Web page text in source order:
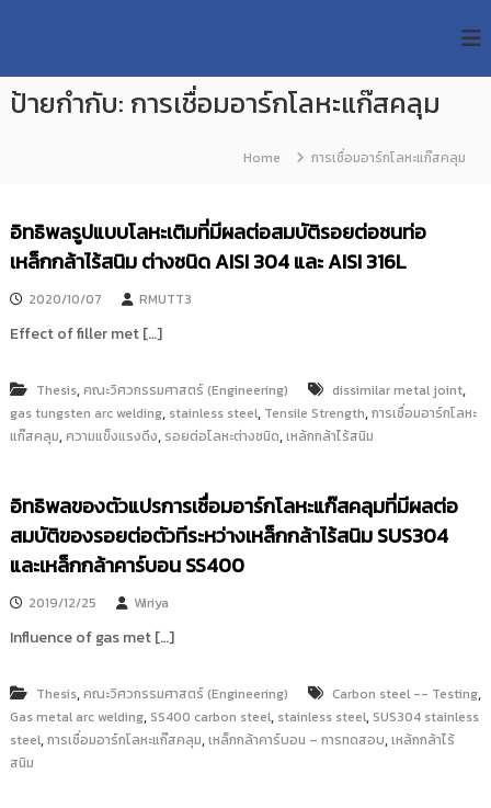
p
U
T
e
a
r
c
R
e
p
i
t
o
y
:
ลั
ง
ข้
อ
วิ
ท
ท
ค
โ
ล
า
ช
ม
ง
ธั
บุ
รี
ป้ายกำกับ: การเชื่อมอาร์กโลหะแก๊สคลุม
Home การเชื่อมอาร์กโลหะแก๊สคลุม
อิทธิพลรูปแบบโลหะเติมที่มีผลต่อสมบัติรอยต่อชนท่อ
เหล็กกล้าไร้สนิม ต่างชนิด AISI 304 และ AISI 316L
2020/10/07 RMUTT3
Effect of filler met […]
Thesis,คณะวิศวกรรมศาสตร์ (Engineering) dissimilar metal joint,
gas tungsten arc welding, stainless steel, Tensile Strength,การเชื่อมอาร์กโลหะ
แก๊สคลุม,ความแข็งแรงดึง, รอยต่อโลหะต่างชนิด,เหล้กกล้าไร้สนิม
อิทธิพลของตัวแปรการเชื่อมอาร์กโลหะแก๊สคลุมที่มีผลต่อ
สมบัติของรอยต่อตัวทีระหว่างเหล็กกล้าไร้สนิม SUS304
และเหล็กกล้าคาร์บอน SS400
2019/12/25 Wiriya
Influence of gas met […]
Thesis,คณะวิศวกรรมศาสตร์ (Engineering) Carbon steel -- Testing,
Gas metal arc welding, SS400 carbon steel, stainless steel, SUS304 stainless
steel,การเชื่อมอาร์กโลหะแก๊สคลุม,เหล็กกล้าคาร์บอน – การทดสอบ,เหล้กกล้าไร้
สนิม